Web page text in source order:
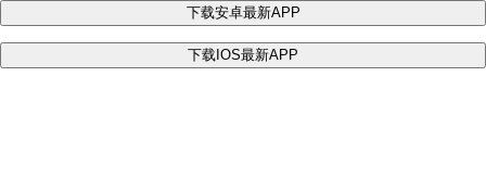
下载安卓最新APP
下载IOS最新APP